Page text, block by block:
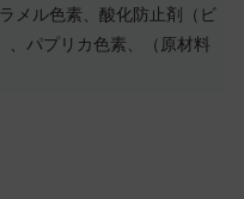
メル色素、酸化防止剤（ビ
、パプリカ色素、（原材料